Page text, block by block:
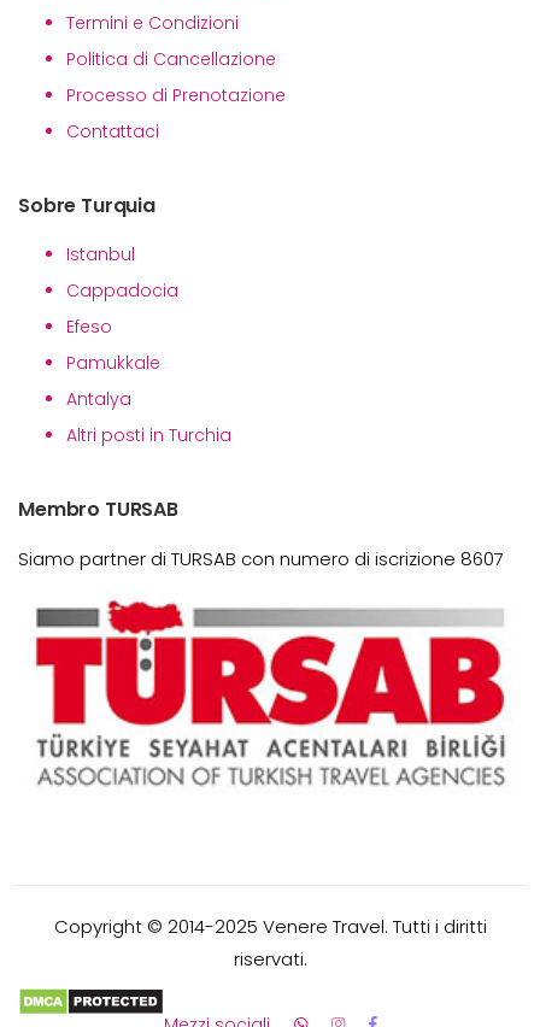
Termini e Condizioni
Politica di Cancellazione
Processo di Prenotazione
Contattaci
Sobre Turquia
Istanbul
Cappadocia
Efeso
Pamukkale
Antalya
Altri posti in Turchia
Membro TURSAB
Siamo partner di TURSAB con numero di iscrizione 8607
Copyright © 2014-2025 Venere Travel. Tutti i diritti
riservati.